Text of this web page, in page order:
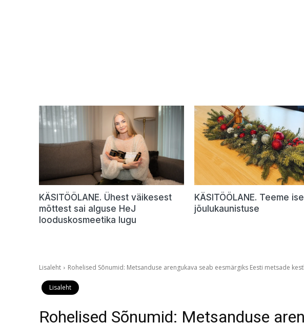
KÄSITÖÖLANE. Ühest väikesest
mõttest sai alguse HeJ
looduskosmeetika lugu
KÄSITÖÖLANE. Teeme ise
jõulukaunistuse